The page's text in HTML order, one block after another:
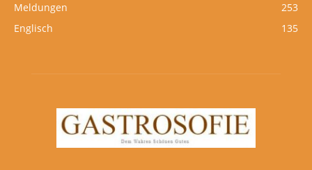
Meldungen
253
Englisch
135